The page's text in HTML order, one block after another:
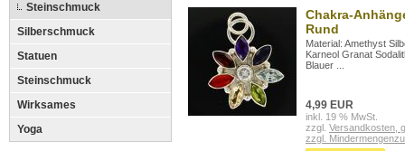
Steinschmuck
Silberschmuck
Statuen
Steinschmuck
Wirksames
Yoga
Chakra-
Rund
Material: Amethyst
Karneol Granat
Blauer ...
4,99 EUR
inkl. 19 % MwSt.
zzgl. Versandkosten,
zzgl.